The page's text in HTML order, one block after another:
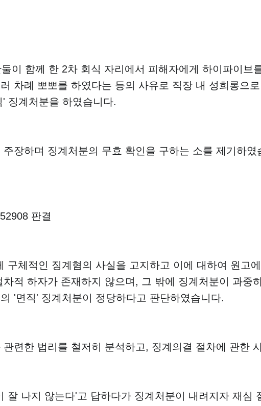
이 함께 한 2차 회식 자리에서 피해자에게 하이파이브
차례 뽀뽀를 하였다는 등의 사유로 직장 내 성희롱으로
징계처분을 하였습니다.
장하며 징계처분의 무효 확인을 구하는 소를 제기하였
판결
체적인 징계혐의 사실을 고지하고 이에 대하여 원고에
적 하자가 존재하지 않으며, 그 밖에 징계처분이 과중
'면직' 징계처분이 정당하다고 판단하였습니다.
련한 법리를 철저히 분석하고, 징계의결 절차에 관한
잘 나지 않는다'고 답하다가 징계처분이 내려지자 재심